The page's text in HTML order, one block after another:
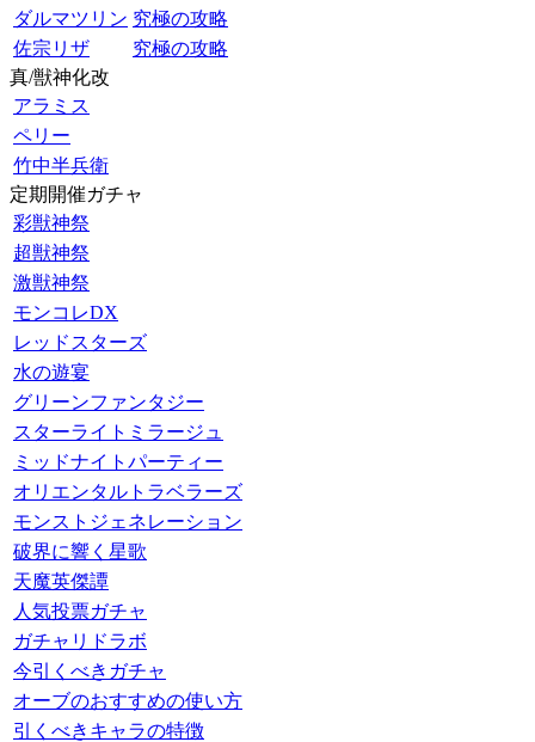
ダルマツリン 究極の攻略
佐宗リザ
究極の攻略
真/獣神化改
アラミス
ペリー
竹中半兵衛
定期開催ガチャ
彩獣神祭
超獣神祭
激獣神祭
モンコレDX
レッドスターズ
水の遊宴
グリーンファンタジー
スターライトミラージュ
ミッドナイトパーティー
オリエンタルトラベラーズ
モンストジェネレーション
破界に響く星歌
天魔英傑譚
人気投票ガチャ
ガチャリドラボ
今引くべきガチャ
オーブのおすすめの使い方
引くべきキャラの特徴